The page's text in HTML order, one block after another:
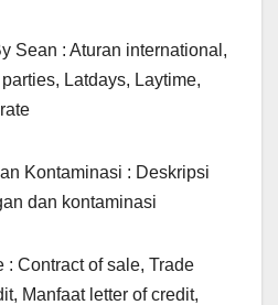
Sean : Aturan international,
Latdays, Laytime,
Kontaminasi : Deskripsi
dan kontaminasi
: Contract of sale, Trade
Manfaat letter of credit,